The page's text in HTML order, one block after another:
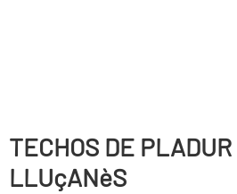
TECHOS DE
LLUçANèS